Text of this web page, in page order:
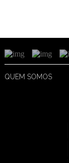
QUEM SOMOS